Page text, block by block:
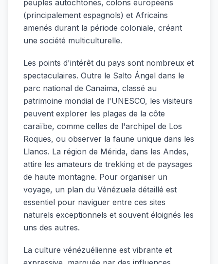
peuples autochtones, colons européens
(principalement espagnols) et Africains
amenés durant la période coloniale, créant
une société multiculturelle.
Les points d'intérêt du pays sont nombreux et
spectaculaires. Outre le Salto Ángel dans le
parc national de Canaima, classé au
patrimoine mondial de l'UNESCO, les visiteurs
peuvent explorer les plages de la côte
caraïbe, comme celles de l'archipel de Los
Roques, ou observer la faune unique dans les
Llanos. La région de Mérida, dans les Andes,
attire les amateurs de trekking et de paysages
de haute montagne. Pour organiser un
voyage, un plan du Vénézuela détaillé est
essentiel pour naviguer entre ces sites
naturels exceptionnels et souvent éloignés les
uns des autres.
La culture vénézuélienne est vibrante et